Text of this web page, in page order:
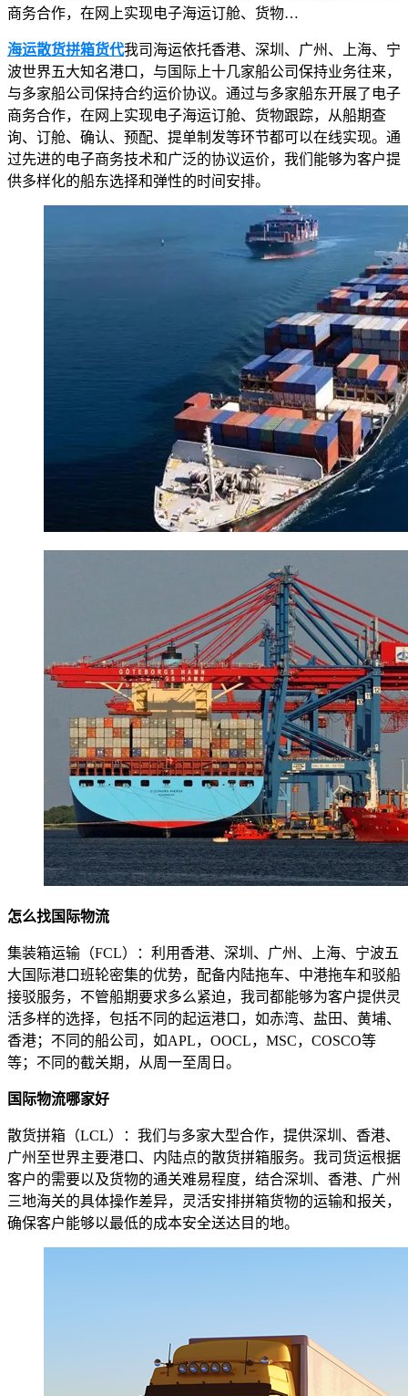
商务合作，在网上实现电子海运订舱、货物…
海运散货拼箱货代我司海运依托香港、深圳、广州、上海、宁
波世界五大知名港口，与国际上十几家船公司保持业务往来，
与多家船公司保持合约运价协议。通过与多家船东开展了电子
商务合作，在网上实现电子海运订舱、货物跟踪，从船期查
询、订舱、确认、预配、提单制发等环节都可以在线实现。通
过先进的电子商务技术和广泛的协议运价，我们能够为客户提
供多样化的船东选择和弹性的时间安排。
怎么找国际物流
集装箱运输（FCL）：利用香港、深圳、广州、上海、宁波五
大国际港口班轮密集的优势，配备内陆拖车、中港拖车和驳船
接驳服务，不管船期要求多么紧迫，我司都能够为客户提供灵
活多样的选择，包括不同的起运港口，如赤湾、盐田、黄埔、
香港；不同的船公司，如APL，OOCL，MSC，COSCO等
等；不同的截关期，从周一至周日。
国际物流哪家好
散货拼箱（LCL）：我们与多家大型合作，提供深圳、香港、
广州至世界主要港口、内陆点的散货拼箱服务。我司货运根据
客户的需要以及货物的通关难易程度，结合深圳、香港、广州
三地海关的具体操作差异，灵活安排拼箱货物的运输和报关，
确保客户能够以最低的成本安全送达目的地。